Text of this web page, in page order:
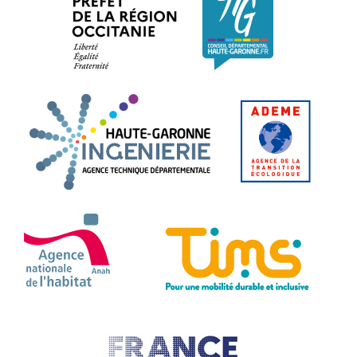
Haute-Garonne
ANAH - Agence Nationale de l'Habitat